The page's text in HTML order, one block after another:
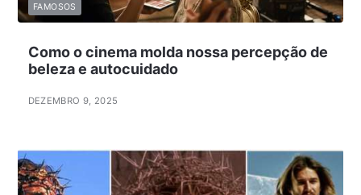
Como o cinema molda nossa percepção de
beleza e autocuidado
DEZEMBRO 9, 2025
FAMOSOS